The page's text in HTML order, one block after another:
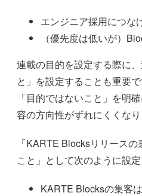
エンジニア採用につな
（優先度は低いが）
連載の目的を設定する際に
と」を設定することも重要で
「目的ではないこと」を明
容の方向性がずれにくくなり
「KARTE Blocksリリース
こと」として次のように設定
KARTE Blocksの集客